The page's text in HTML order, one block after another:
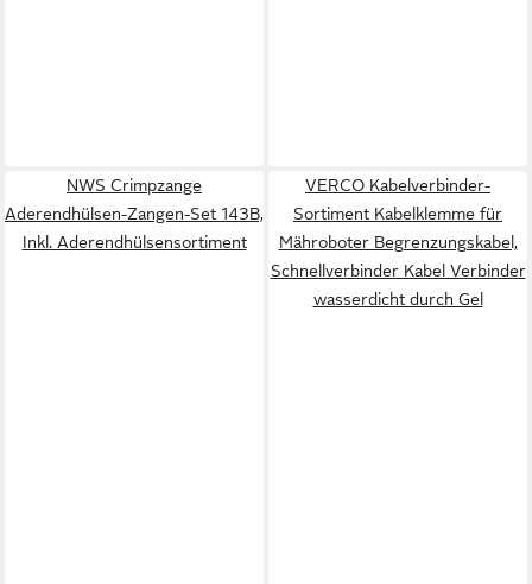
NWS Crimpzange
Aderendhülsen-Zangen-Set 143B,
Inkl. Aderendhülsensortiment
VERCO Kabelverbinder-
Sortiment Kabelklemme für
Mähroboter Begrenzungskabel,
Schnellverbinder Kabel Verbinder
wasserdicht durch Gel